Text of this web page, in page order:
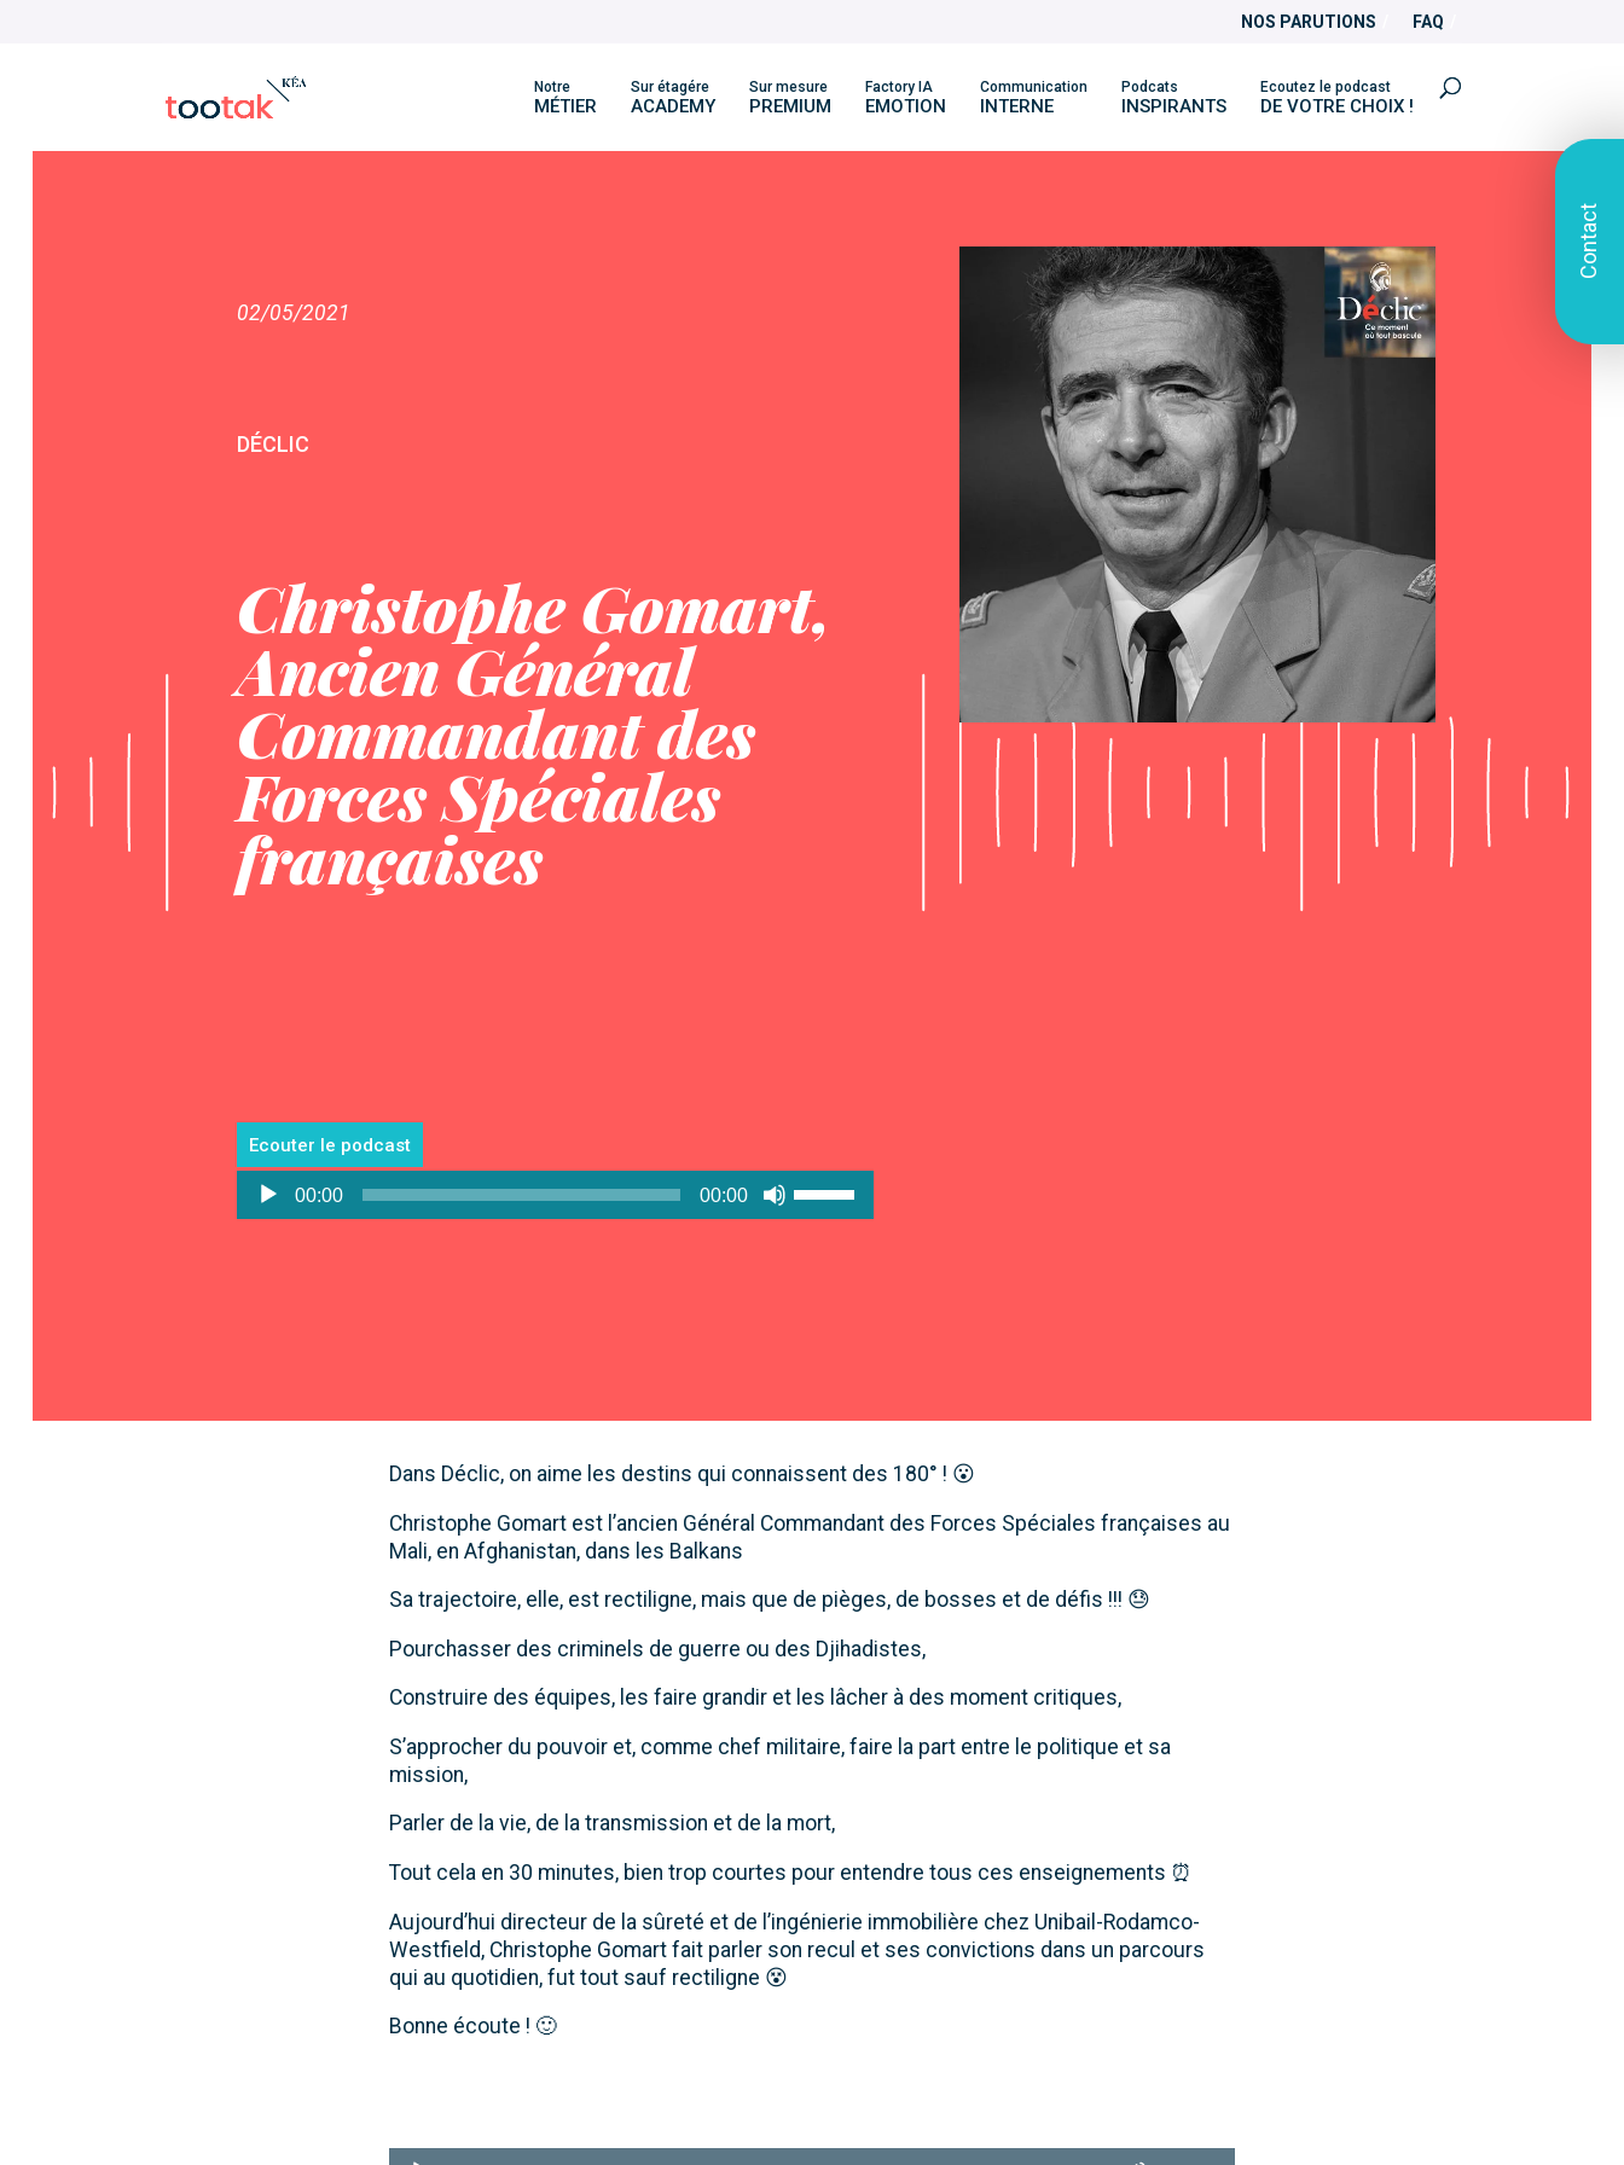
NOS PARUTIONS FAQ
Notre
MÉTIER
Sur étagére
ACADEMY
Sur mesure
PREMIUM
Factory IA
EMOTION
Communication
INTERNE
Podcats
INSPIRANTS
Ecoutez le podcast
DE VOTRE CHOIX !
02/05/2021
DÉCLIC
Christophe Gomart,
Ancien Général
Commandant des
Forces Spéciales
françaises
Ecouter le podcast
Lecteur
audio
00:00 00:00
Dans Déclic, on aime les destins qui connaissent des 180° ! 😮
Christophe Gomart est l’ancien Général Commandant des Forces Spéciales françaises au
Mali, en Afghanistan, dans les Balkans
Sa trajectoire, elle, est rectiligne, mais que de pièges, de bosses et de défis !!! 😓
Pourchasser des criminels de guerre ou des Djihadistes,
Construire des équipes, les faire grandir et les lâcher à des moment critiques,
S’approcher du pouvoir et, comme chef militaire, faire la part entre le politique et sa
mission,
Parler de la vie, de la transmission et de la mort,
Tout cela en 30 minutes, bien trop courtes pour entendre tous ces enseignements ⏰
Aujourd’hui directeur de la sûreté et de l’ingénierie immobilière chez Unibail-Rodamco-
Westfield, Christophe Gomart fait parler son recul et ses convictions dans un parcours
qui au quotidien, fut tout sauf rectiligne 😵
Bonne écoute ! 🙂
Contact